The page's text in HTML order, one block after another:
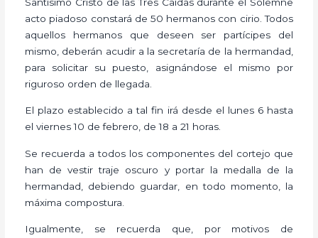
acto piadoso constará de 50 hermanos con cirio. Todos
aquellos hermanos que deseen ser partícipes del
mismo, deberán acudir a la secretaría de la hermandad,
para solicitar su puesto, asignándose el mismo por
riguroso orden de llegada.
El plazo establecido a tal fin irá desde el lunes 6 hasta
el viernes 10 de febrero, de 18 a 21 horas.
Se recuerda a todos los componentes del cortejo que
han de vestir traje oscuro y portar la medalla de la
hermandad, debiendo guardar, en todo momento, la
máxima compostura.
Igualmente, se recuerda que, por motivos de